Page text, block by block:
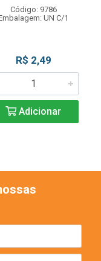
Código: 9786
UN C/1
R$ 2,49
Adicionar